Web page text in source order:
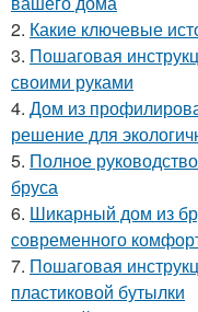
2. Какие ключевые
3. Пошаговая
своими руками
4. Дом из
решение для
5. Полное
бруса
6. Шикарный дом из
современного
7. Пошаговая
пластиковой бутылки